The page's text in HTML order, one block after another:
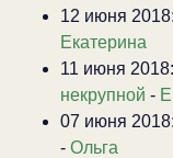
12 июня 2018:
Екатерина
11 июня 2018:
некрупной -
07 июня 2018:
- Ольга